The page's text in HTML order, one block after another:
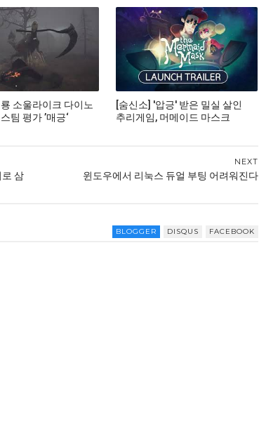
소울라이크 다이노
팀 평가 ’매긍‘
[숨신소] '압긍' 받은 밀실 살인
추리게임, 머메이드 마스크
NEXT
윈도우에서 리눅스 듀얼 부팅 어려워진다
로 삼
BLOGGER DISQUS FACEBOOK